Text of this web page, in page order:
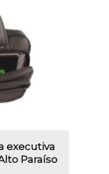
executiva
Paraíso